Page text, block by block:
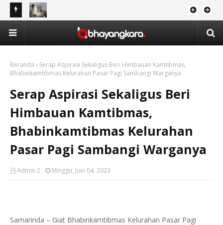
Inilah Momen Wakapolresta Balikpapan Kumandangkan
Adzan di Telinga Bayi Terlantar
Beranda
Serap Aspirasi Sekaligus Beri Himbauan Kamtibmas,
Bhabinkamtibmas Kelurahan Pasar Pagi Sambangi Warganya
Serap Aspirasi Sekaligus Beri
Himbauan Kamtibmas,
Bhabinkamtibmas Kelurahan
Pasar Pagi Sambangi Warganya
Admin 2 Minggu, Juni 04, 2023
Samarinda – Giat Bhabinkamtibmas Kelurahan Pasar Pagi